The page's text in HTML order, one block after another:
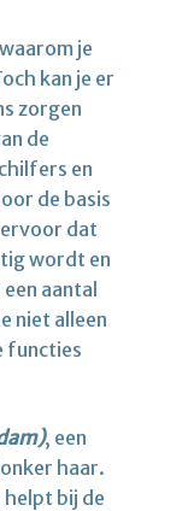
je
kan je er
zorgen
de
en
de basis
dat
wordt en
aantal
niet alleen
functies
, een
haar.
bij de